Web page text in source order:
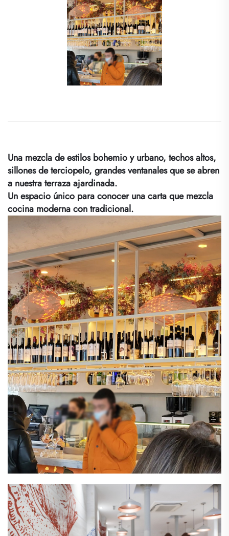
Una mezcla de estilos bohemio y urbano, techos altos,
sillones de terciopelo, grandes ventanales que se abren
a nuestra terraza ajardinada.
Un espacio único para conocer una carta que mezcla
cocina moderna con tradicional.